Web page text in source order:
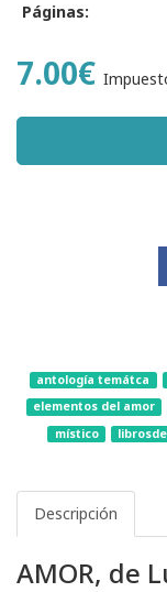
Páginas:
7.00€
antología temátca
elementos del amor
místico
Descripción
AMOR, de